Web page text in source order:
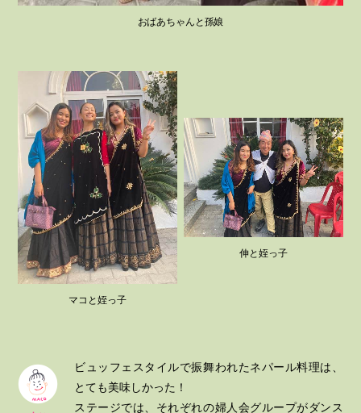
おばあちゃんと孫娘
マコと姪っ子
伸と姪っ子
ビュッフェスタイルで振舞われたネパール料理は、
とても美味しかった！
ステージでは、それぞれの婦人会グループがダンス